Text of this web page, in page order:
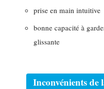
prise en main intuitive
bonne capacité à
glissante
Inconvénients